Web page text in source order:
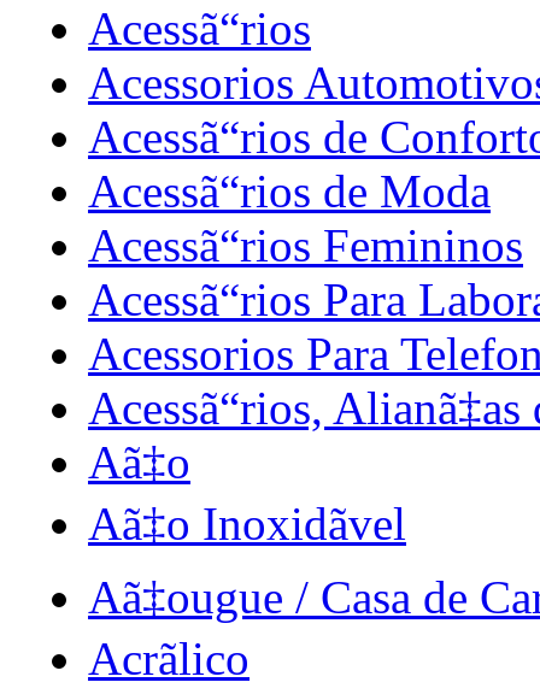
Acessã“rios
Acessorios
Acessã“rios de
Acessã“rios de Moda
Acessã“rios Femininos
Acessã“rios Para
Acessorios Para
Acessã“rios,
Aã‡o
Aã‡o Inoxidãvel
Aã‡ougue / Casa de
Acrãlico